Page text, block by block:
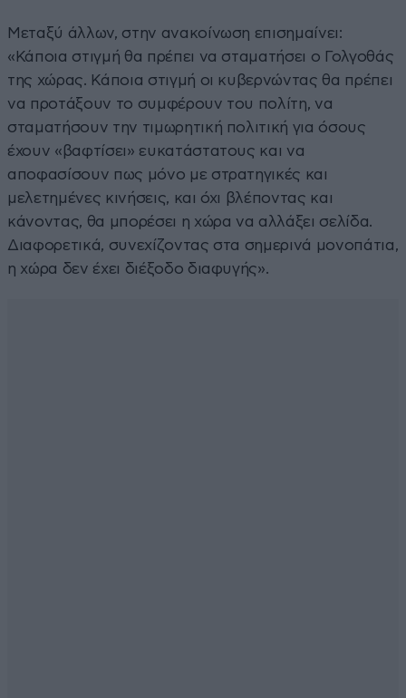
Μεταξύ άλλων, στην ανακοίνωση επισημαίνει:
«Κάποια στιγμή θα πρέπει να σταματήσει ο Γολγοθάς
της χώρας. Κάποια στιγμή οι κυβερνώντας θα πρέπει
να προτάξουν το συμφέρουν του πολίτη, να
σταματήσουν την τιμωρητική πολιτική για όσους
έχουν «βαφτίσει» ευκατάστατους και να
αποφασίσουν πως μόνο με στρατηγικές και
μελετημένες κινήσεις, και όχι βλέποντας και
κάνοντας, θα μπορέσει η χώρα να αλλάξει σελίδα.
Διαφορετικά, συνεχίζοντας στα σημερινά μονοπάτια,
η χώρα δεν έχει διέξοδο διαφυγής».